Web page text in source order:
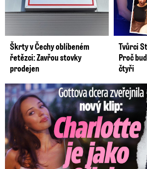
Škrty v Čechy oblíbeném
řetězci: Zavřou stovky
prodejen
Tvůrci
Proč
čtyři
Gottova dcera zveřejnila nový klip: Je